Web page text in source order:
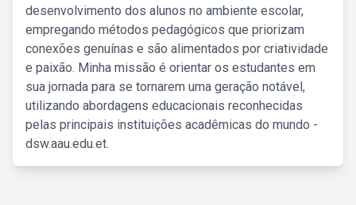
desenvolvimento dos alunos no ambiente escolar,
empregando métodos pedagógicos que priorizam
conexões genuínas e são alimentados por criatividade
e paixão. Minha missão é orientar os estudantes em
sua jornada para se tornarem uma geração notável,
utilizando abordagens educacionais reconhecidas
pelas principais instituições acadêmicas do mundo -
dsw.aau.edu.et.